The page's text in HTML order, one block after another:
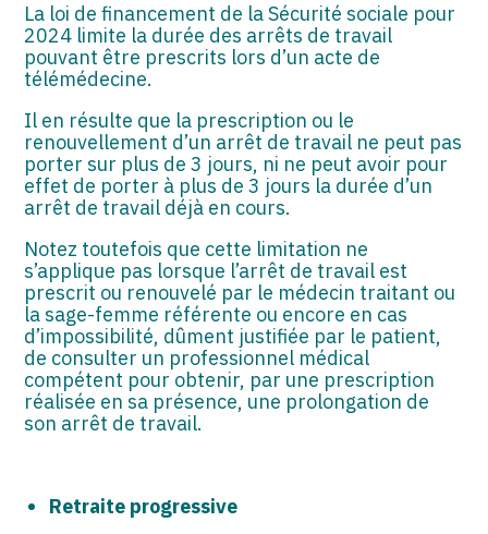
La loi de financement de la Sécurité sociale pour
2024 limite la durée des arrêts de travail
pouvant être prescrits lors d’un acte de
télémédecine.
Il en résulte que la prescription ou le
renouvellement d’un arrêt de travail ne peut pas
porter sur plus de 3 jours, ni ne peut avoir pour
effet de porter à plus de 3 jours la durée d’un
arrêt de travail déjà en cours.
Notez toutefois que cette limitation ne
s’applique pas lorsque l’arrêt de travail est
prescrit ou renouvelé par le médecin traitant ou
la sage-femme référente ou encore en cas
d’impossibilité, dûment justifiée par le patient,
de consulter un professionnel médical
compétent pour obtenir, par une prescription
réalisée en sa présence, une prolongation de
son arrêt de travail.
Retraite progressive